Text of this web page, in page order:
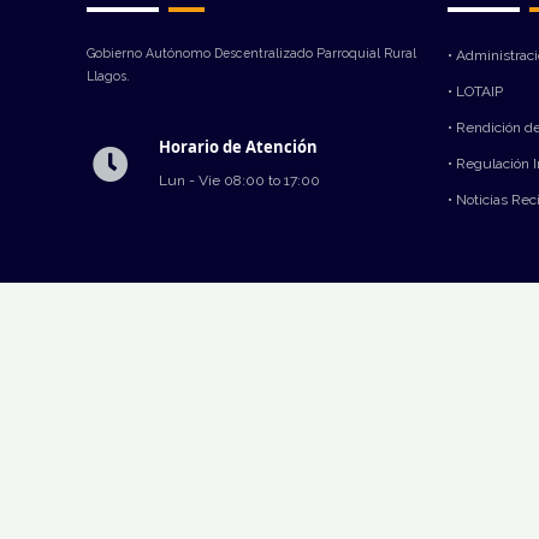
Gobierno Autónomo Descentralizado Parroquial Rural
Llagos.
Horario de Atención
Lun - Vie 08:00 to 17:00
•
• LOTAIP
• Rendición
• Regulación
• Noticias